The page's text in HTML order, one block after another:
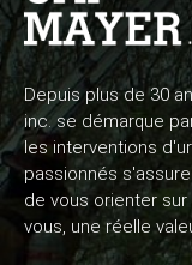
Depuis plus de 30
inc. se démarque
les interventions
passionnés
de vous orienter
vous, une réelle